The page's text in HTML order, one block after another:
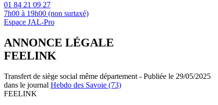
01 84 21 09 27
7h00 à 19h00 (non surtaxé)
Espace JAL-Pro
ANNONCE LÉGALE
FEELINK
Transfert de siège social même département - Publiée le 29/05/2025
dans le journal Hebdo des Savoie (73)
FEELINK